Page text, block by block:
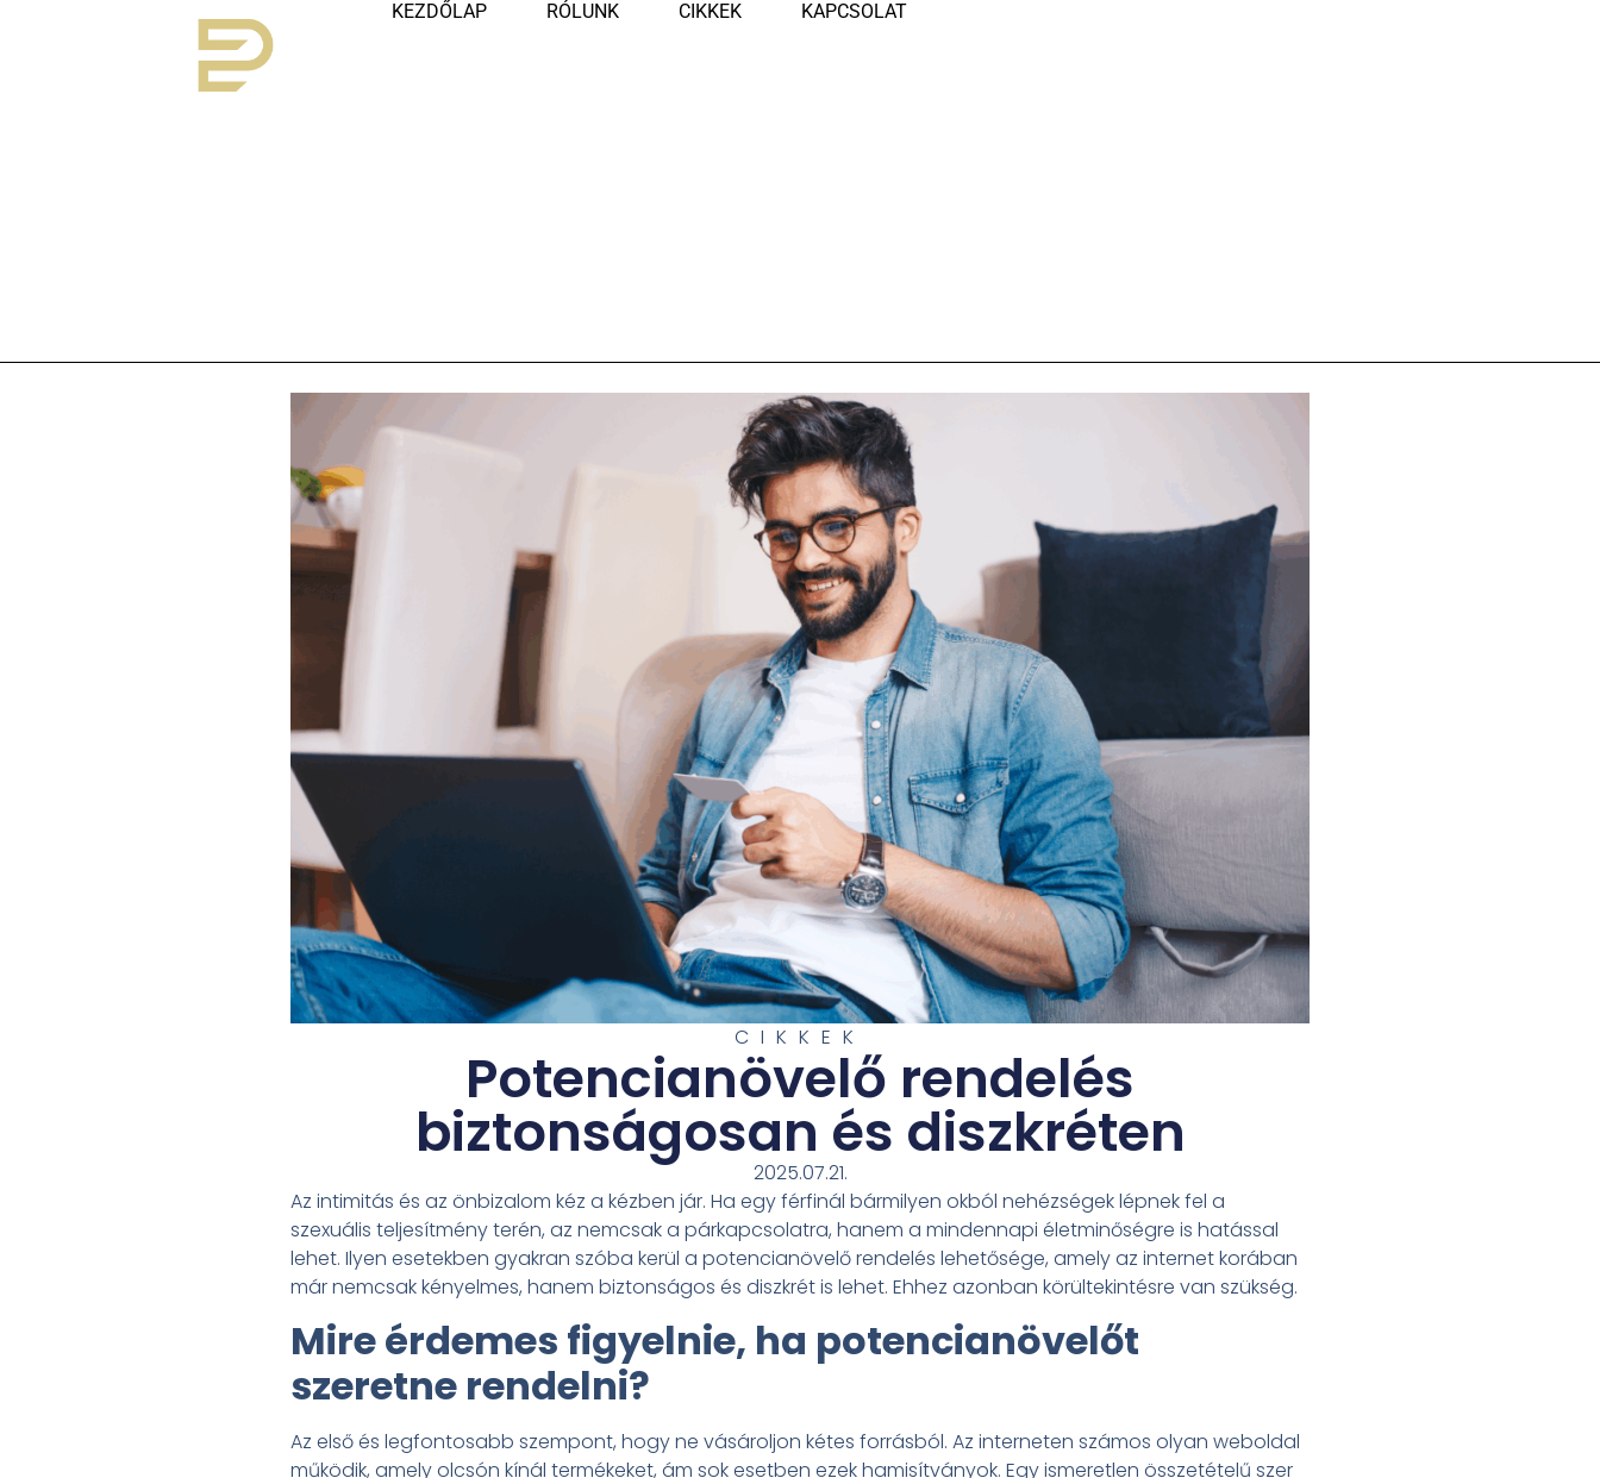
KEZDŐLAP RÓLUNK CIKKEK KAPCSOLAT
CIKKEK
Potencianövelő rendelés
biztonságosan és diszkréten
2025.07.21.
Az intimitás és az önbizalom kéz a kézben jár. Ha egy férfinál bármilyen okból nehézségek lépnek fel a
szexuális teljesítmény terén, az nemcsak a párkapcsolatra, hanem a mindennapi életminőségre is hatással
lehet. Ilyen esetekben gyakran szóba kerül a potencianövelő rendelés lehetősége, amely az internet korában
már nemcsak kényelmes, hanem biztonságos és diszkrét is lehet. Ehhez azonban körültekintésre van szükség.
Mire érdemes figyelnie, ha potencianövelőt
szeretne rendelni?
Az első és legfontosabb szempont, hogy ne vásároljon kétes forrásból. Az interneten számos olyan weboldal
működik, amely olcsón kínál termékeket, ám sok esetben ezek hamisítványok. Egy ismeretlen összetételű szer